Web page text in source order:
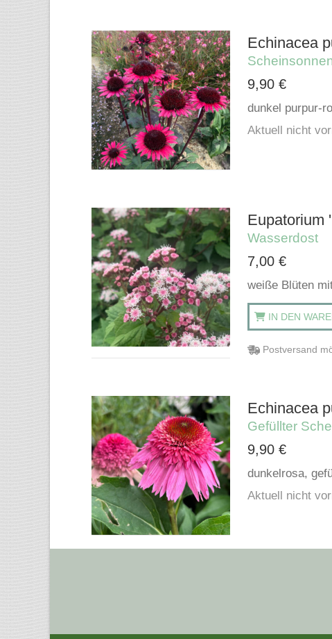
Echinacea
9,90 €
dunkel purpur-
Aktuell nicht
Eupatorium
Wasserdost
7,00 €
weiße Blüten
IN DEN
Postversand
Echinacea
Gefüllter
9,90 €
dunkelrosa,
Aktuell nicht